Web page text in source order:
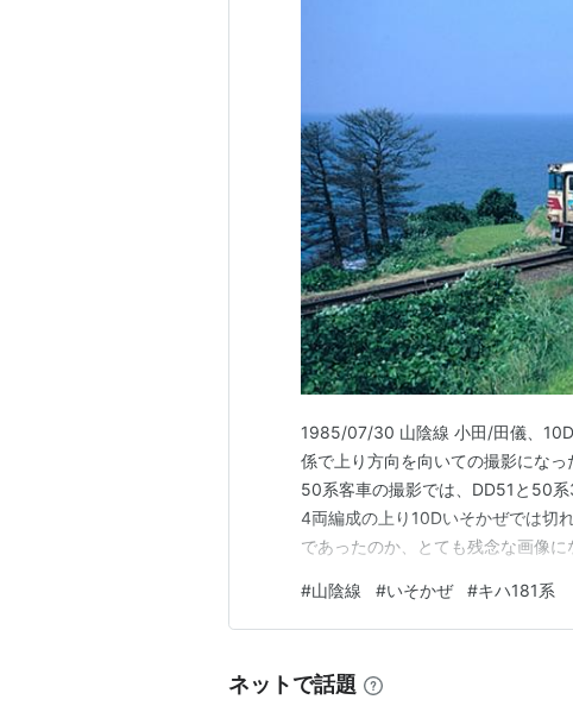
1985/07/30 山陰線 小田/田儀、
係で上り方向を向いての撮影になっ
50系客車の撮影では、DD51と50
4両編成の上り10Dいそかぜでは切
であったのか、とても残念な画像
ばもう少し工夫が 要と思われる。
そ…
#山陰線 #いそかぜ #キハ181系
ネットで話題